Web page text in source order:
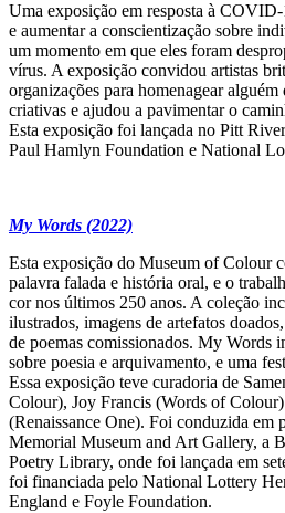
Uma exposição em resposta à
e aumentar a conscientização sobre
um momento em que eles foram
vírus. A exposição convidou artistas
organizações para homenagear
criativas e ajudou a pavimentar o
Esta exposição foi lançada no Pitt
Paul Hamlyn Foundation e National
My Words (2022)
Esta exposição do Museum of Colour
palavra falada e história oral, e o
cor nos últimos 250 anos. A coleção
ilustrados, imagens de artefatos
de poemas comissionados. My Words
sobre poesia e arquivamento, e uma
Essa exposição teve curadoria de
Colour), Joy Francis (Words of
(Renaissance One). Foi conduzida em
Memorial Museum and Art Gallery, a
Poetry Library, onde foi lançada em
foi financiada pelo National Lottery
England e Foyle Foundation.